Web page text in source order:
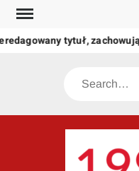
Skip
content
tytuł,
Search